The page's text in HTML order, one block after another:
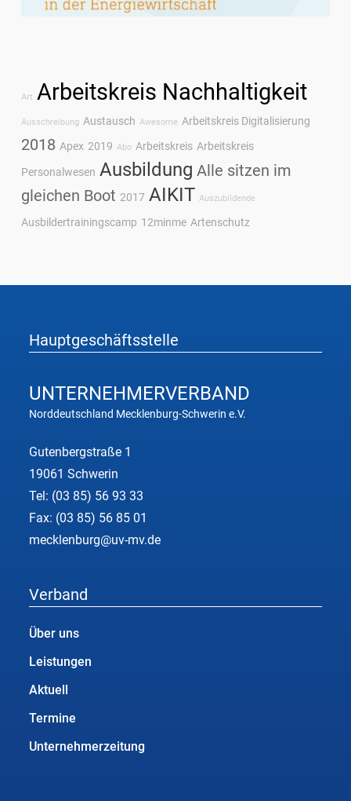
Art Arbeitskreis Nachhaltigkeit
Ausschreibung Austausch Awesome Arbeitskreis Digitalisierung
2018 Apex 2019 Abo Arbeitskreis Arbeitskreis
Personalwesen Ausbildung Alle sitzen im
gleichen Boot 2017 AIKIT Auszubildende
Ausbildertrainingscamp 12minme Artenschutz
Hauptgeschäftsstelle
UNTERNEHMERVERBAND
Norddeutschland Mecklenburg-Schwerin e.V.
Gutenbergstraße 1
19061 Schwerin
Tel: (03 85) 56 93 33
Fax: (03 85) 56 85 01
mecklenburg@uv-mv.de
Verband
Über uns
Leistungen
Aktuell
Termine
Unternehmerzeitung